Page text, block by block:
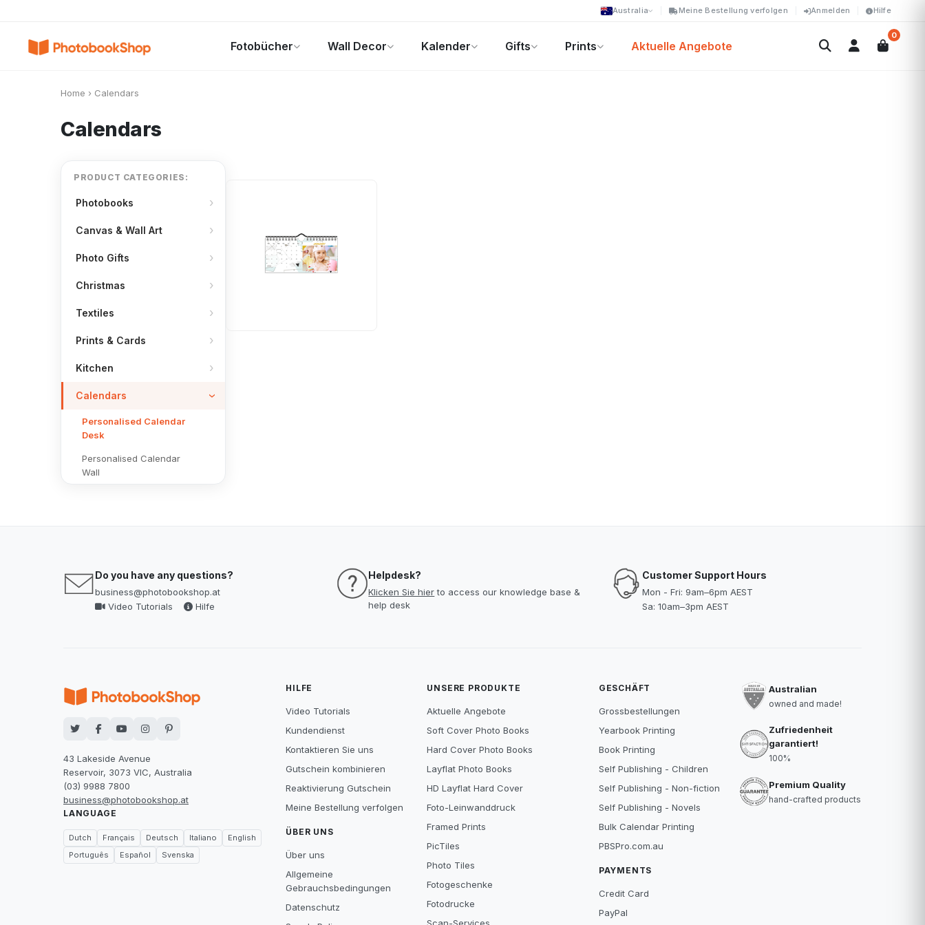
Australia Meine Bestellung verfolgen Anmelden Hilfe
Fotobücher Wall Decor Kalender Gifts Prints Aktuelle Angebote
0
Home › Calendars
Calendars
PRODUCT CATEGORIES:
Photobooks
Canvas & Wall Art
Photo Gifts
Christmas
Textiles
Prints & Cards
Kitchen
Calendars
Personalised Calendar
Desk
Personalised Calendar
Wall
Do you have any questions?
business@photobookshop.at
Video Tutorials
Hilfe
Helpdesk?
Klicken Sie hierto access our knowledge base &
help desk
Customer Support Hours
Mon - Fri: 9am–6pm AEST
Sa: 10am–3pm AEST
43 Lakeside Avenue
Reservoir, 3073 VIC, Australia
(03) 9988 7800
business@photobookshop.at
LANGUAGE
Dutch Français Deutsch Italiano
English
Português
Español Svenska
HILFE
Video Tutorials
Kundendienst
Kontaktieren Sie uns
Gutschein kombinieren
Reaktivierung Gutschein
Meine Bestellung verfolgen
ÜBER UNS
Über uns
Allgemeine
Gebrauchsbedingungen
Datenschutz
UNSERE PRODUKTE
Aktuelle Angebote
Soft Cover Photo Books
Hard Cover Photo Books
Layflat Photo Books
HD Layflat Hard Cover
Foto-Leinwanddruck
Framed Prints
PicTiles
Photo Tiles
Fotogeschenke
Fotodrucke
GESCHÄFT
Grossbestellungen
Yearbook Printing
Book Printing
Self Publishing - Children
Self Publishing - Non-fiction
Self Publishing - Novels
Bulk Calendar Printing
PBSPro.com.au
PAYMENTS
Credit Card
PayPal
Australian
owned and made!
Zufriedenheit
garantiert!
100%
Premium Quality
hand-crafted products